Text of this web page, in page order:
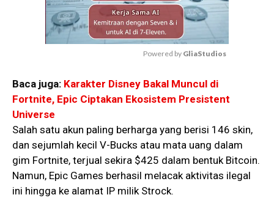
u
t
Powered by GliaStudios
Baca juga: Karakter Disney Bakal Muncul di
Fortnite, Epic Ciptakan Ekosistem Presistent
Universe
Salah satu akun paling berharga yang berisi 146 skin,
dan sejumlah kecil V-Bucks atau mata uang dalam
gim Fortnite, terjual sekira $425 dalam bentuk Bitcoin.
Namun, Epic Games berhasil melacak aktivitas ilegal
ini hingga ke alamat IP milik Strock.